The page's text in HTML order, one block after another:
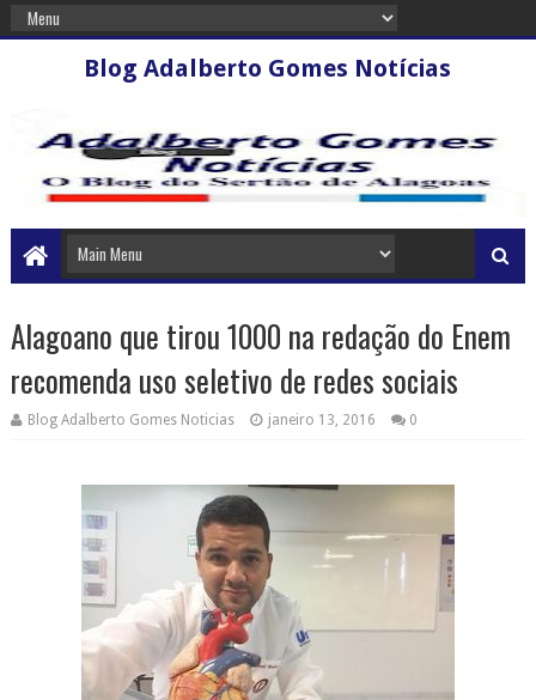
Blog Adalberto Gomes Notícias
Alagoano que tirou 1000 na redação do Enem
recomenda uso seletivo de redes sociais
Blog Adalberto Gomes Noticias janeiro 13, 2016 0